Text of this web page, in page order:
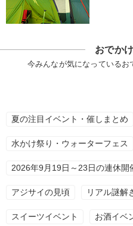
おでか
今みんなが気になっているお
夏の注目イベント・催しまとめ
水かけ祭り・ウォーターフェス
2026年9月19日～23日の連休開
アジサイの見頃 リアル謎解
スイーツイベント お酒イベ